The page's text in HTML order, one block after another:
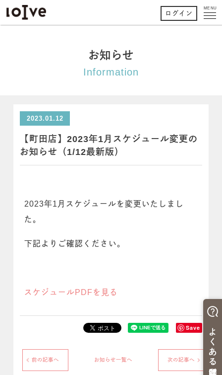
MENU
ログイン
お知らせ
Information
2023.01.12
【町田店】2023年1月スケジュール変更の
お知らせ（1/12最新版）
2023年1月スケジュールを変更いたしまし
た。
下記よりご確認ください。
スケジュールPDFを見る
Save
前の記事へ お知らせ一覧へ 次の記事へ